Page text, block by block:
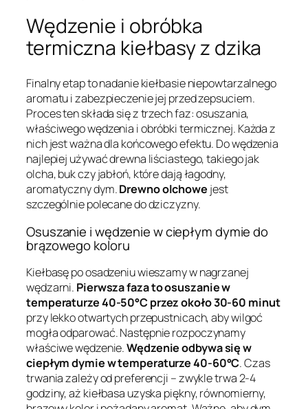
Wędzenie i obróbka
termiczna kiełbasy z dzika
Finalny etap to nadanie kiełbasie niepowtarzalnego
aromatu i zabezpieczenie jej przed zepsuciem.
Proces ten składa się z trzech faz: osuszania,
właściwego wędzenia i obróbki termicznej. Każda z
nich jest ważna dla końcowego efektu. Do wędzenia
najlepiej używać drewna liściastego, takiego jak
olcha, buk czy jabłoń, które dają łagodny,
aromatyczny dym.Drewno olchowe jest
szczególnie polecane do dziczyzny.
Osuszanie i wędzenie w ciepłym dymie do
brązowego koloru
Kiełbasę po osadzeniu wieszamy w nagrzanej
wędzarni. Pierwsza faza to osuszanie w
temperaturze 40-50°C przez około 30-60 minut
przy lekko otwartych przepustnicach, aby wilgoć
mogła odparować. Następnie rozpoczynamy
właściwe wędzenie.Wędzenie odbywa się w
ciepłym dymie w temperaturze 40-60°C. Czas
trwania zależy od preferencji – zwykle trwa 2-4
godziny, aż kiełbasa uzyska piękny, równomierny,